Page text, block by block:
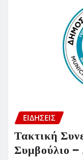
ΕΙΔΗΣΕΙΣ
Τακτική
Συμβούλιο –